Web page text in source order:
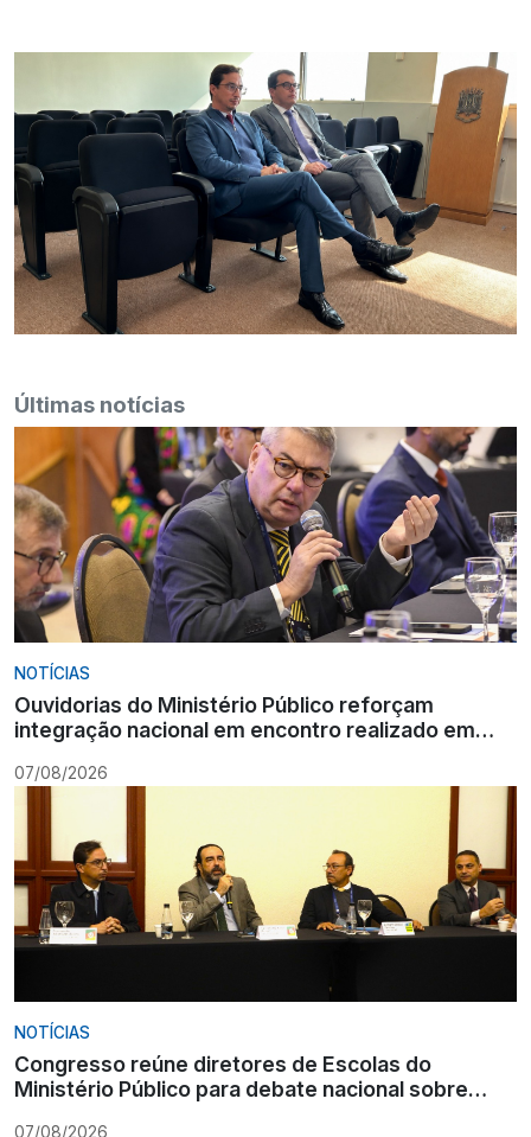
Últimas notícias
NOTÍCIAS
Ouvidorias do Ministério Público reforçam
integração nacional em encontro realizado em
07/08/2026
NOTÍCIAS
Congresso reúne diretores de Escolas do
Ministério Público para debate nacional sobre
07/08/2026